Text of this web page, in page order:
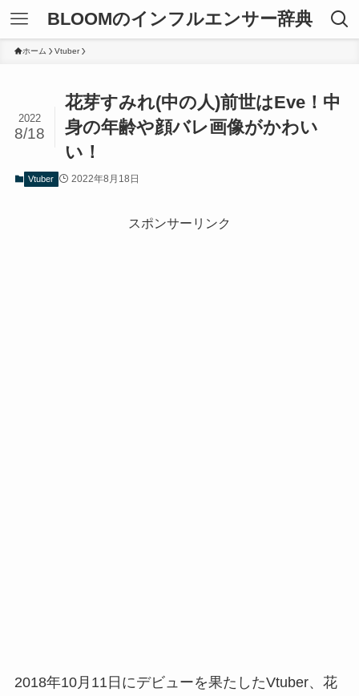
BLOOMのインフルエンサー辞典
ホーム Vtuber
花芽すみれ(中の人)前世はEve！中
身の年齢や顔バレ画像がかわい
い！
2022
8/18
Vtuber 2022年8月18日
スポンサーリンク
2018年10月11日にデビューを果たしたVtuber、花